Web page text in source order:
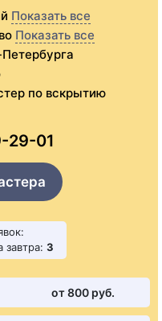
Показать все
Показать все
по вскрытию
29-01
завтра: 3
от 800 pуб.